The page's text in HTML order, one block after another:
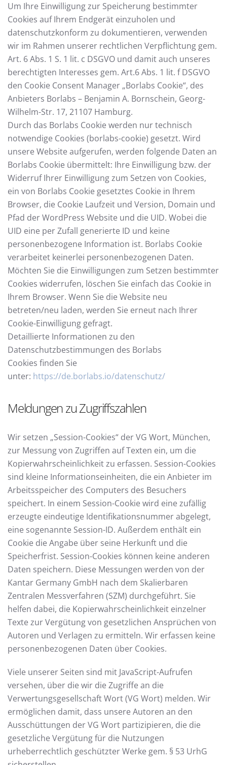
Um Ihre Einwilligung zur Speicherung bestimmter
Cookies auf Ihrem Endgerät einzuholen und
datenschutzkonform zu dokumentieren, verwenden
wir im Rahmen unserer rechtlichen Verpflichtung gem.
Art. 6 Abs. 1 S. 1 lit. c DSGVO und damit auch unseres
berechtigten Interesses gem. Art.6 Abs. 1 lit. f DSGVO
den Cookie Consent Manager „Borlabs Cookie“, des
Anbieters Borlabs – Benjamin A. Bornschein, Georg-
Wilhelm-Str. 17, 21107 Hamburg.
Durch das Borlabs Cookie werden nur technisch
notwendige Cookies (borlabs-cookie) gesetzt. Wird
unsere Website aufgerufen, werden folgende Daten an
Borlabs Cookie übermittelt: Ihre Einwilligung bzw. der
Widerruf Ihrer Einwilligung zum Setzen von Cookies,
ein von Borlabs Cookie gesetztes Cookie in Ihrem
Browser, die Cookie Laufzeit und Version, Domain und
Pfad der WordPress Website und die UID. Wobei die
UID eine per Zufall generierte ID und keine
personenbezogene Information ist. Borlabs Cookie
verarbeitet keinerlei personenbezogenen Daten.
Möchten Sie die Einwilligungen zum Setzen bestimmter
Cookies widerrufen, löschen Sie einfach das Cookie in
Ihrem Browser. Wenn Sie die Website neu
betreten/neu laden, werden Sie erneut nach Ihrer
Cookie-Einwilligung gefragt.
Detaillierte Informationen zu den
Datenschutzbestimmungen des Borlabs
Cookies finden Sie
unter: https://de.borlabs.io/datenschutz/
Meldungen zu Zugriffszahlen
Wir setzen „Session-Cookies“ der VG Wort, München,
zur Messung von Zugriffen auf Texten ein, um die
Kopierwahrscheinlichkeit zu erfassen. Session-Cookies
sind kleine Informationseinheiten, die ein Anbieter im
Arbeitsspeicher des Computers des Besuchers
speichert. In einem Session-Cookie wird eine zufällig
erzeugte eindeutige Identifikationsnummer abgelegt,
eine sogenannte Session-ID. Außerdem enthält ein
Cookie die Angabe über seine Herkunft und die
Speicherfrist. Session-Cookies können keine anderen
Daten speichern. Diese Messungen werden von der
Kantar Germany GmbH nach dem Skalierbaren
Zentralen Messverfahren (SZM) durchgeführt. Sie
helfen dabei, die Kopierwahrscheinlichkeit einzelner
Texte zur Vergütung von gesetzlichen Ansprüchen von
Autoren und Verlagen zu ermitteln. Wir erfassen keine
personenbezogenen Daten über Cookies.
Viele unserer Seiten sind mit JavaScript-Aufrufen
versehen, über die wir die Zugriffe an die
Verwertungsgesellschaft Wort (VG Wort) melden. Wir
ermöglichen damit, dass unsere Autoren an den
Ausschüttungen der VG Wort partizipieren, die die
gesetzliche Vergütung für die Nutzungen
urheberrechtlich geschützter Werke gem. § 53 UrhG